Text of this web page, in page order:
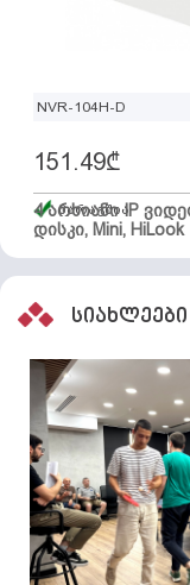
NVR-104H-D
4 არხიანი IP
დისკი, Mini, HiLook
151.49₾
მარაგშია